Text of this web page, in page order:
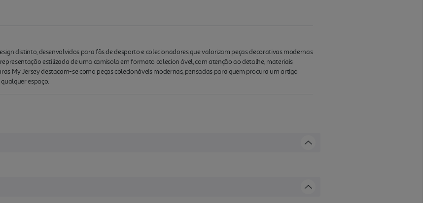
distinto, desenvolvidos para fãs de desporto e colecionadores que valorizam peças decorativas modernas
estilizada de uma camisola em formato colecion ável, com atenção ao detalhe, materiais
My Jersey destacam-se como peças colecionáveis modernas, pensadas para quem procura um artigo
espaço.